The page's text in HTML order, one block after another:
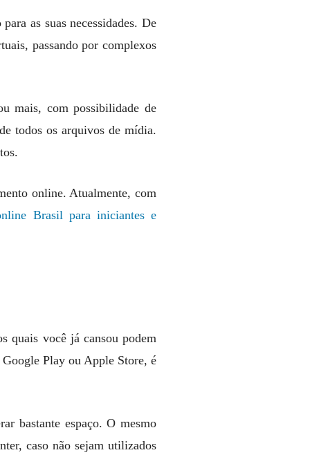
as suas necessidades. De
passando por complexos
mais, com possibilidade de
todos os arquivos de mídia.
online. Atualmente, com
Brasil para iniciantes e
quais você já cansou podem
Play ou Apple Store, é
bastante espaço. O mesmo
caso não sejam utilizados